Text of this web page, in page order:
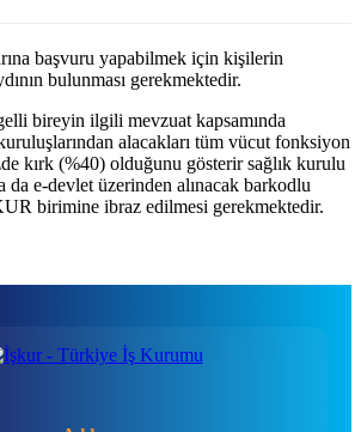
başvuru yapabilmek için kişilerin
bulunması gerekmektedir.
bireyin ilgili mevzuat kapsamında
alacakları tüm vücut fonksiyon
kırk (%40) olduğunu gösterir sağlık kurulu
da e-devlet üzerinden alınacak barkodlu
birimine ibraz edilmesi gerekmektedir.